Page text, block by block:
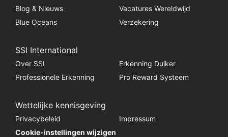
Blog & Nieuws
Vacatures Wereldwijd
Blue Oceans
Verzekering
SSI International
Over SSI
Erkenning Duiker
Professionele Erkenning
Pro Reward Systeem
Wettelijke kennisgeving
Privacybeleid
Impressum
Cookie-instellingen wijzigen